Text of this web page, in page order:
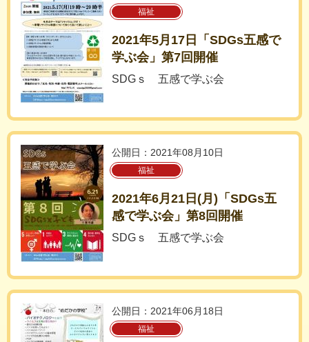
福祉
2021年5月17日「SDGs五感で
学ぶ会」第7回開催
SDGｓ 五感で学ぶ会
公開日：2021年08月10日
福祉
2021年6月21日(月)「SDGs五
感で学ぶ会」第8回開催
SDGｓ 五感で学ぶ会
公開日：2021年06月18日
福祉